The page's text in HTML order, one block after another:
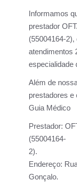
Informamos
prestador
(55004164-
atendimentos
especialidade
Além de
prestadores e
Guia Médico
Prestador:
(55004164-
Endereço:
Gonçalo.